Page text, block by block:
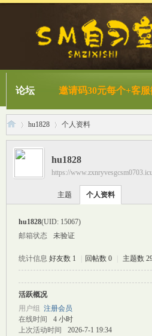
论坛 邀请码30元每个+客
›
hu1828
›
个人资料
hu1828
https://
主题 个人资料
hu1828(UID: 15067)
邮箱状态
未验证
统计信息 好友数 1 回帖数 0 主题数
活跃概况
用户组 注册会员
在线时间
4 小时
上次活动时间
2026-7-1 19:34